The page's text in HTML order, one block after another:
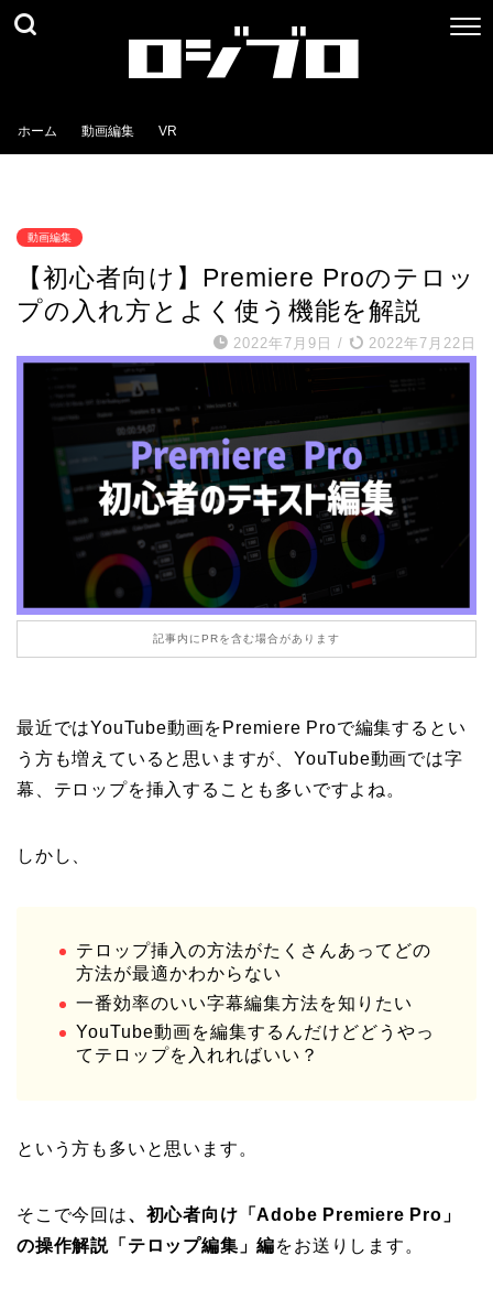
ホーム 動画編集 VR
動画編集
【初心者向け】Premiere Proのテロッ
プの入れ方とよく使う機能を解説
2022年7月9日 / 2022年7月22日
記事内にPRを含む場合があります
最近ではYouTube動画をPremiere Proで編集するとい
う方も増えていると思いますが、YouTube動画では字
幕、テロップを挿入することも多いですよね。
しかし、
テロップ挿入の方法がたくさんあってどの
方法が最適かわからない
一番効率のいい字幕編集方法を知りたい
YouTube動画を編集するんだけどどうやっ
てテロップを入れればいい？
という方も多いと思います。
そこで今回は、初心者向け「Adobe Premiere Pro」
の操作解説「テロップ編集」編をお送りします。